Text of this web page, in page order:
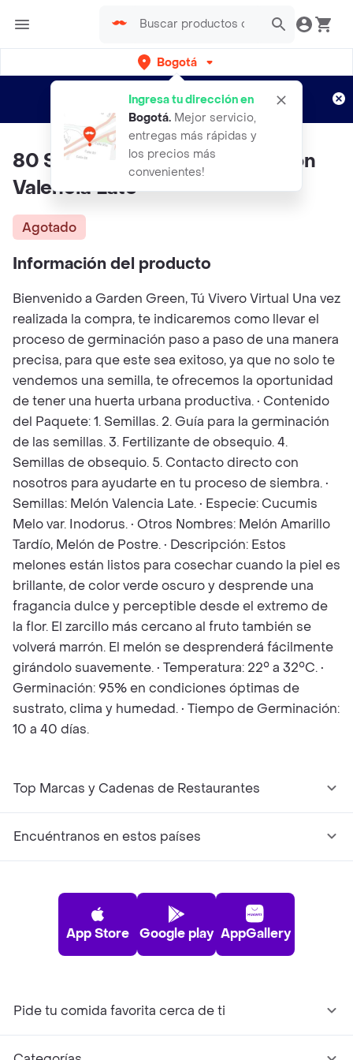
Bogotá
Ingresa tu dirección en
Bogotá. Mejor servicio,
entregas más rápidas y
los precios más
convenientes!
envíos gratis por semanas
Aplican TyC
80 Semillas Orgánicas De Melón
Valencia Late
Agotado
Información del producto
Bienvenido a Garden Green, Tú Vivero Virtual Una vez
realizada la compra, te indicaremos como llevar el
proceso de germinación paso a paso de una manera
precisa, para que este sea exitoso, ya que no solo te
vendemos una semilla, te ofrecemos la oportunidad
de tener una huerta urbana productiva. • Contenido
del Paquete: 1. Semillas. 2. Guía para la germinación
de las semillas. 3. Fertilizante de obsequio. 4.
Semillas de obsequio. 5. Contacto directo con
nosotros para ayudarte en tu proceso de siembra. •
Semillas: Melón Valencia Late. • Especie: Cucumis
Melo var. Inodorus. • Otros Nombres: Melón Amarillo
Tardío, Melón de Postre. • Descripción: Estos
melones están listos para cosechar cuando la piel es
brillante, de color verde oscuro y desprende una
fragancia dulce y perceptible desde el extremo de
la flor. El zarcillo más cercano al fruto también se
volverá marrón. El melón se desprenderá fácilmente
girándolo suavemente. • Temperatura: 22° a 32°C. •
Germinación: 95% en condiciones óptimas de
sustrato, clima y humedad. • Tiempo de Germinación:
10 a 40 días.
Top Marcas y Cadenas de Restaurantes
Encuéntranos en estos países
App Store Google play AppGallery
Pide tu comida favorita cerca de ti